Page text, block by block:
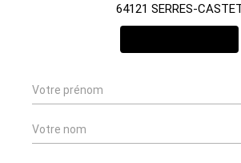
64121 SERRES-